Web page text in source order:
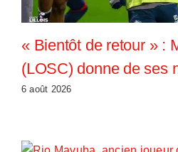
« Bientôt de retour » :
(LOSC) donne de ses
6 août 2026